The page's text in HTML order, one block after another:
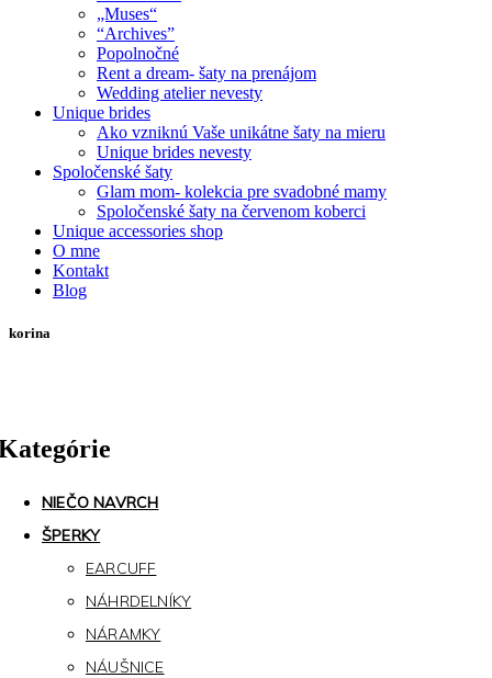
„Muses“
“Archives”
Popolnočné
Rent a dream- šaty na prenájom
Wedding atelier nevesty
Unique brides
Ako vzniknú Vaše unikátne šaty na mieru
Unique brides nevesty
Spoločenské šaty
Glam mom- kolekcia pre svadobné mamy
Spoločenské šaty na červenom koberci
Unique accessories shop
O mne
Kontakt
Blog
korina
NIEČO NAVRCH
ŠPERKY
EARCUFF
NÁHRDELNÍKY
NÁRAMKY
NÁUŠNICE